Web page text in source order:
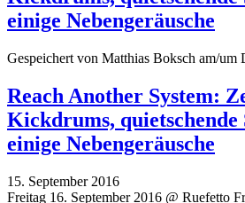
einige Nebengeräusche
Gespeichert von Matthias Boksch am/um
Reach Another System:
Kickdrums, quietschende
einige Nebengeräusche
15. September 2016
Freitag 16. September 2016 @ Ruefetto